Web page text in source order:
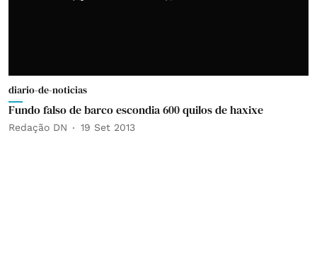
diario-de-noticias
Fundo falso de barco escondia 600 quilos de haxixe
Redação DN 19 Set 2013